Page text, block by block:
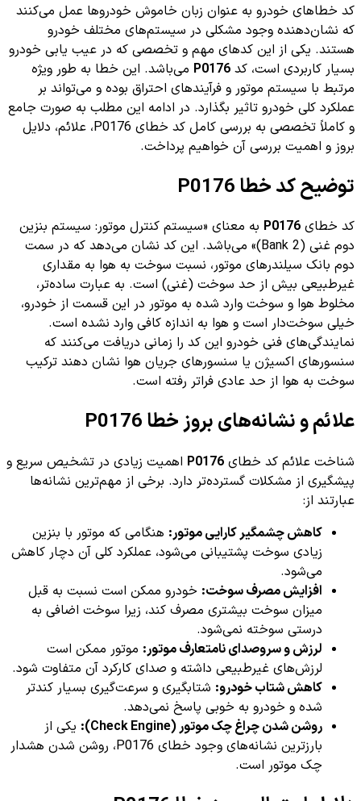
کد خطاهای خودرو به عنوان زبان خاموش خودروها عمل می‌کنند
که نشان‌دهنده وجود مشکلی در سیستم‌های مختلف خودرو
هستند. یکی از این کدهای مهم و تخصصی که در عیب یابی خودرو
بسیار کاربردی است، کد P0176 می‌باشد. این خطا به طور ویژه
مرتبط با سیستم موتور و فرآیندهای احتراق بوده و می‌تواند بر
عملکرد کلی خودرو تاثیر بگذارد. در ادامه این مطلب به صورت جامع
و کاملاً تخصصی به بررسی کامل کد خطای P0176، علائم، دلایل
بروز و اهمیت بررسی آن خواهیم پرداخت.
توضیح کد خطا P0176
کد خطای P0176 به معنای «سیستم کنترل موتور: سیستم بنزین
دوم غنی (Bank 2)» می‌باشد. این کد نشان می‌دهد که در سمت
دوم بانک سیلندرهای موتور، نسبت سوخت به هوا به مقداری
غیرطبیعی بیش از حد سوخت (غنی) است. به عبارت ساده‌تر،
مخلوط هوا و سوخت وارد شده به موتور در این قسمت از خودرو،
خیلی سوخت‌دار است و هوا به اندازه کافی وارد نشده است.
نمایندگی‌های فنی خودرو این کد را زمانی دریافت می‌کنند که
سنسورهای اکسیژن یا سنسورهای جریان هوا نشان دهند ترکیب
سوخت به هوا از حد عادی فراتر رفته است.
علائم و نشانه‌های بروز خطا P0176
شناخت علائم کد خطای P0176 اهمیت زیادی در تشخیص سریع و
پیشگیری از مشکلات گسترده‌تر دارد. برخی از مهم‌ترین نشانه‌ها
عبارتند از:
کاهش چشمگیر کارایی موتور: هنگامی که موتور با بنزین
زیادی سوخت پشتیبانی می‌شود، عملکرد کلی آن دچار کاهش
می‌شود.
افزایش مصرف سوخت: خودرو ممکن است نسبت به قبل
میزان سوخت بیشتری مصرف کند، زیرا سوخت اضافی به
درستی سوخته نمی‌شود.
لرزش و سروصدای نامتعارف موتور: موتور ممکن است
لرزش‌های غیرطبیعی داشته و صدای کارکرد آن متفاوت شود.
کاهش شتاب خودرو: شتابگیری و سرعت‌گیری بسیار کند‌تر
شده و خودرو به خوبی پاسخ نمی‌دهد.
روشن شدن چراغ چک موتور (Check Engine):
یکی از
بارزترین نشانه‌های وجود خطای P0176، روشن شدن هشدار
چک موتور است.